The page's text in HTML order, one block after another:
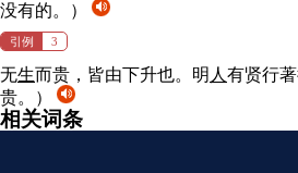
没有的。）
引例 3
无生而贵，皆由下升也。明 人 有贤行
贵。）
相关词条